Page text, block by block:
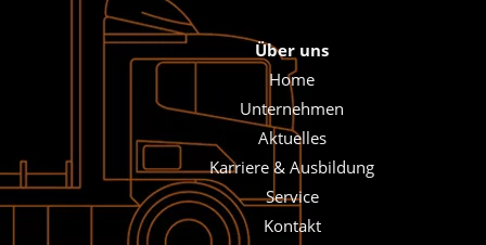
Über uns
Home
Unternehmen
Aktuelles
Karriere & Ausbildung
Service
Kontakt